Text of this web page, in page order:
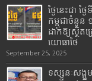
ថ្ងៃនេះជា
កម្ពុជាចំនួន
ដាក់ឱ្យស្ថិត
យោធាថៃ
September 25, 2025
ទស្សនៈសង្គ